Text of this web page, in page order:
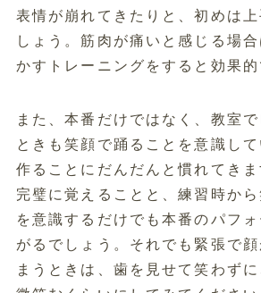
表情が崩れてきたりと、初めは
しょう。筋肉が痛いと感じる場
かすトレーニングをすると効果的
また、本番だけではなく、教室
ときも笑顔で踊ることを意識し
作ることにだんだんと慣れてき
完璧に覚えることと、練習時か
を意識するだけでも本番のパフ
がるでしょう。それでも緊張で
まうときは、歯を見せて笑わず